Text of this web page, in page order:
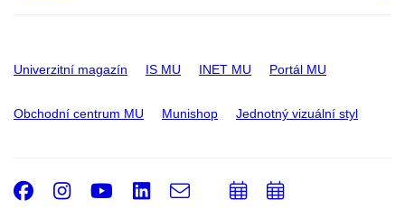
Univerzitní magazín IS MU INET MU Portál MU
Obchodní centrum MU Munishop Jednotný vizuální styl
Facebook
Instagram
Youtube
LinkedIn
e-
PřidatPřidat